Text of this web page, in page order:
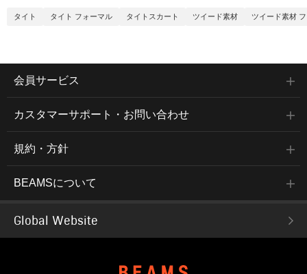
タイト タイト フォーマル タイトスカート ツイード素材 ツイード素材
会員サービス
カスタマーサポート・お問い合わせ
規約・方針
BEAMSについて
Global Website